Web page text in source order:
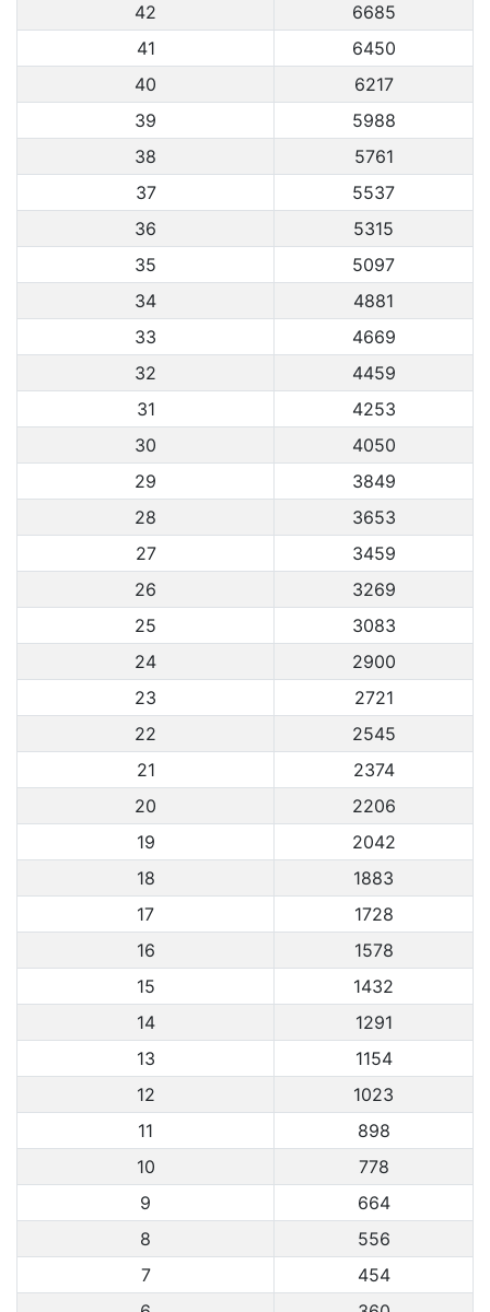
42
6685
41
6450
40
6217
39
5988
38
5761
37
5537
36
5315
35
5097
34
4881
33
4669
32
4459
31
4253
30
4050
29
3849
28
3653
27
3459
26
3269
25
3083
24
2900
23
2721
22
2545
21
2374
20
2206
19
2042
18
1883
17
1728
16
1578
15
1432
14
1291
13
1154
12
1023
11
898
10
778
9
664
8
556
7
454